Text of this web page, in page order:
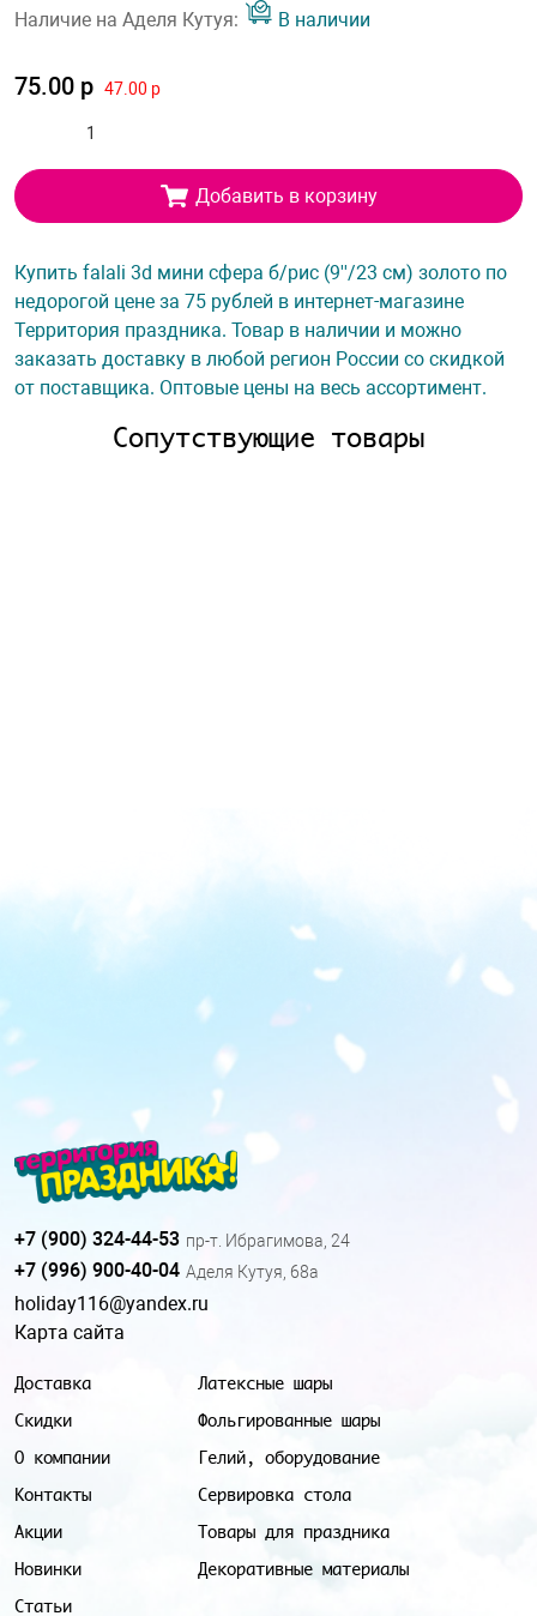
Наличие на Аделя Кутуя:
В наличии
75.00 р 47.00 р
Добавить в корзину
Купить falali 3d мини сфера б/рис (9''/23 см) золото по
недорогой цене за 75 рублей в интернет-магазине
Территория праздника. Товар в наличии и можно
заказать доставку в любой регион России со скидкой
от поставщика. Оптовые цены на весь ассортимент.
Сопутствующие товары
Доставка
Скидки
О компании
Контакты
Акции
Новинки
Статьи
Латексные шары
Фольгированные шары
Гелий, оборудование
Сервировка стола
Товары для праздника
Декоративные материалы
+7 (900) 324-44-53 пр-т. Ибрагимова, 24
+7 (996) 900-40-04 Аделя Кутуя, 68а
holiday116@yandex.ru
Карта сайта